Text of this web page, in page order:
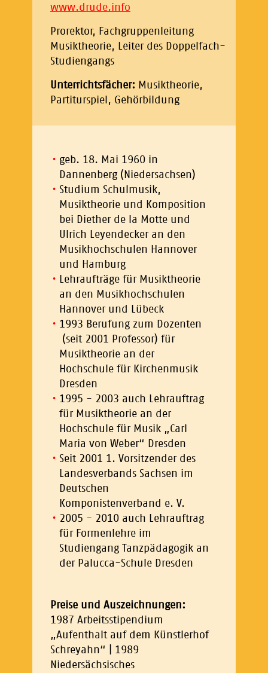
www.drude.info
Prorektor, Fachgruppenleitung
Musiktheorie, Leiter des Doppelfach-
Studiengangs
Unterrichtsfächer: Musiktheorie,
Partiturspiel, Gehörbildung
geb. 18. Mai 1960 in
Dannenberg (Niedersachsen)
Studium Schulmusik,
Musiktheorie und Komposition
bei Diether de la Motte und
Ulrich Leyendecker an den
Musikhochschulen Hannover
und Hamburg
Lehraufträge für Musiktheorie
an den Musikhochschulen
Hannover und Lübeck
1993 Berufung zum Dozenten
(seit 2001 Professor) für
Musiktheorie an der
Hochschule für Kirchenmusik
Dresden
1995 - 2003 auch Lehrauftrag
für Musiktheorie an der
Hochschule für Musik „Carl
Maria von Weber“ Dresden
Seit 2001 1. Vorsitzender des
Landesverbands Sachsen im
Deutschen
Komponistenverband e. V.
2005 - 2010 auch Lehrauftrag
für Formenlehre im
Studiengang Tanzpädagogik an
der Palucca-Schule Dresden
Preise und Auszeichnungen:
1987 Arbeitsstipendium
„Aufenthalt auf dem Künstlerhof
Schreyahn“ | 1989
Niedersächsisches